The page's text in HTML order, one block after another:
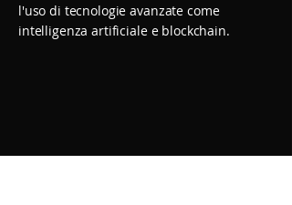
l'uso di tecnologie avanzate come
intelligenza artificiale e blockchain.